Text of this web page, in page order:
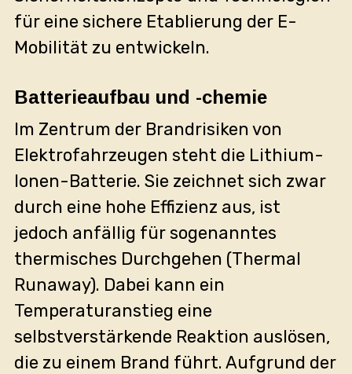
für eine sichere Etablierung der E-
Mobilität zu entwickeln.
Batterieaufbau und -chemie
Im Zentrum der Brandrisiken von
Elektrofahrzeugen steht die Lithium-
Ionen-Batterie. Sie zeichnet sich zwar
durch eine hohe Effizienz aus, ist
jedoch anfällig für sogenanntes
thermisches Durchgehen (Thermal
Runaway). Dabei kann ein
Temperaturanstieg eine
selbstverstärkende Reaktion auslösen,
die zu einem Brand führt. Aufgrund der